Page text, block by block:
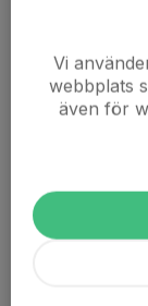
Vi
webbplats
även för